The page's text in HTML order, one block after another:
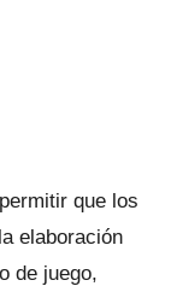
que los
elaboración
de juego,